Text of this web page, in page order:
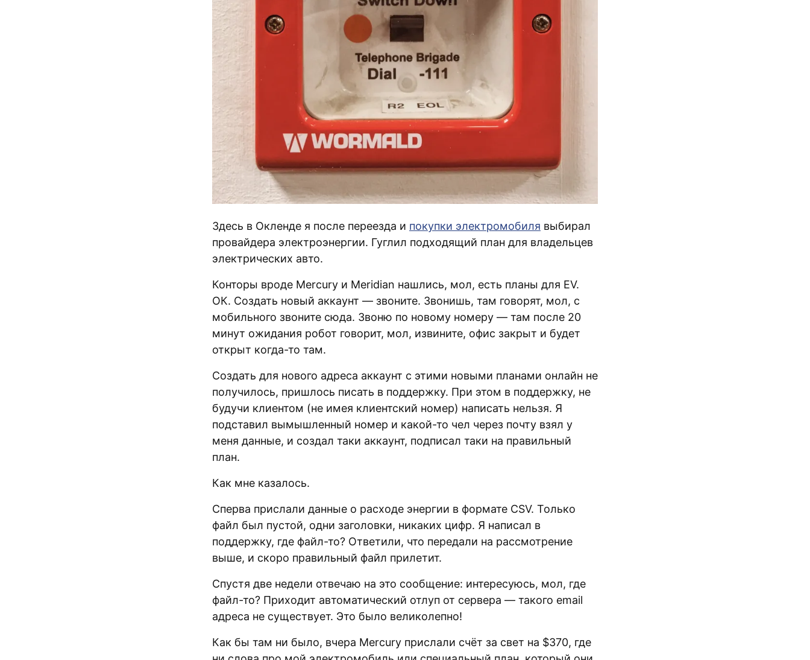
Здесь в Окленде я после переезда и покупки электромобиля выбирал
провайдера электроэнергии. Гуглил подходящий план для владельцев
электрических авто.
Конторы вроде Mercury и Meridian нашлись, мол, есть планы для EV.
ОК. Создать новый аккаунт — звоните. Звонишь, там говорят, мол, с
мобильного звоните сюда. Звоню по новому номеру — там после 20
минут ожидания робот говорит, мол, извините, офис закрыт и будет
открыт когда-то там.
Создать для нового адреса аккаунт с этими новыми планами онлайн не
получилось, пришлось писать в поддержку. При этом в поддержку, не
будучи клиентом (не имея клиентский номер) написать нельзя. Я
подставил вымышленный номер и какой-то чел через почту взял у
меня данные, и создал таки аккаунт, подписал таки на правильный
план.
Как мне казалось.
Сперва прислали данные о расходе энергии в формате CSV. Только
файл был пустой, одни заголовки, никаких цифр. Я написал в
поддержку, где файл-то? Ответили, что передали на рассмотрение
выше, и скоро правильный файл прилетит.
Спустя две недели отвечаю на это сообщение: интересуюсь, мол, где
файл-то? Приходит автоматический отлуп от сервера — такого email
адреса не существует. Это было великолепно!
Как бы там ни было, вчера Mercury прислали счёт за свет на $370, где